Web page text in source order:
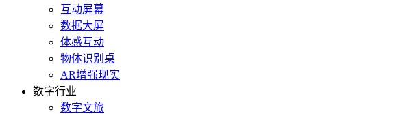
互动屏幕
数据大屏
体感互动
物体识别桌
AR增强现实
数字行业
数字文旅